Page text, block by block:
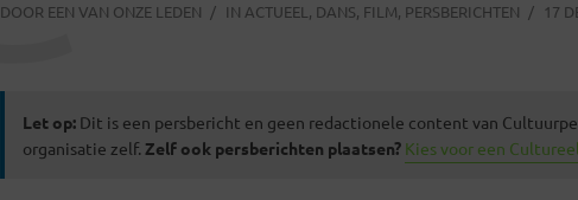
DOOR EEN VAN ONZE LEDEN IN ACTUEEL , DANS, FILM, PERSBERICHTEN 17
Let op: Dit is een persbericht en geen redactionele content van
organisatie zelf. Zelf ook persberichten plaatsen? Kies voor een